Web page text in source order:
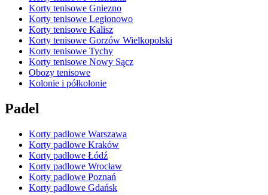
Korty tenisowe Gniezno
Korty tenisowe Legionowo
Korty tenisowe Kalisz
Korty tenisowe Gorzów Wielkopolski
Korty tenisowe Tychy
Korty tenisowe Nowy Sącz
Obozy tenisowe
Kolonie i półkolonie
Padel
Korty padlowe Warszawa
Korty padlowe Kraków
Korty padlowe Łódź
Korty padlowe Wrocław
Korty padlowe Poznań
Korty padlowe Gdańsk